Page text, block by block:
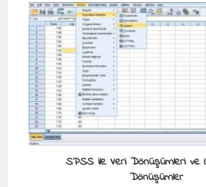
SPSS ile Veri Dönüşümleri ve
Dönüşümler